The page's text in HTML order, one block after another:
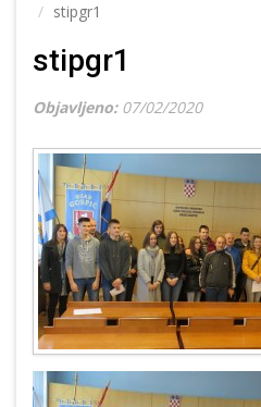
stipgr1
stipgr1
Objavljeno: 07/02/2020